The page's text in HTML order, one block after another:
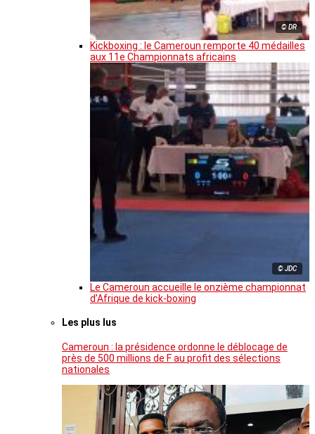
© DR
Kickboxing : le Cameroun remporte 40 médailles
aux 11e Championnats africains
© JDC
Le Cameroun accueille le onzième championnat
d’Afrique de kick-boxing
Les plus lus
Cameroun : la présidence ordonne le déblocage de
près de 500 millions de F au profit des sélections
nationales